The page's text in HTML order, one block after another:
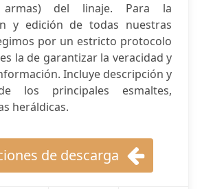
del linaje. Para la
y edición de todas nuestras
por un estricto protocolo
la de garantizar la veracidad y
Incluye descripción y
los principales esmaltes,
heráldicas.
de descarga